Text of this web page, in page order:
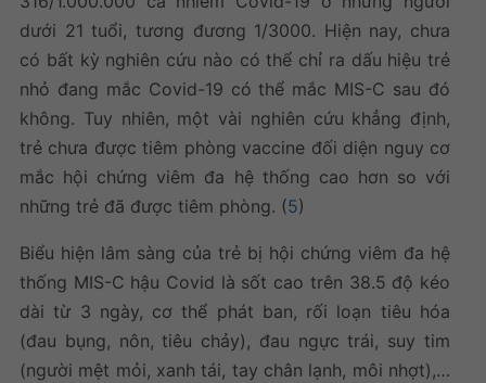
dưới 21 tuổi, tương đương 1/3000. Hiện nay, chưa
có bất kỳ nghiên cứu nào có thể chỉ ra dấu hiệu trẻ
nhỏ đang mắc Covid-19 có thể mắc MIS-C sau đó
không. Tuy nhiên, một vài nghiên cứu khẳng định,
trẻ chưa được tiêm phòng vaccine đối diện nguy cơ
mắc hội chứng viêm đa hệ thống cao hơn so với
những trẻ đã được tiêm phòng. (5)
Biểu hiện lâm sàng của trẻ bị hội chứng viêm đa hệ
thống MIS-C hậu Covid là sốt cao trên 38.5 độ kéo
dài từ 3 ngày, cơ thể phát ban, rối loạn tiêu hóa
(đau bụng, nôn, tiêu chảy), đau ngực trái, suy tim
(người mệt mỏi, xanh tái, tay chân lạnh, môi nhợt),…